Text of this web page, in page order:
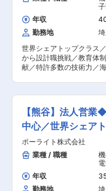
なす文化が根付いている
業務概要： 新規・既存顧
わせに対し、課題をヒア
設計・施工まで一貫して対応し
業務内容】 ＜提案業務＞
ング、見積書／請求書／
明・提案プレゼン ＜設計
＞ キュービクル設備、
新、照明設備、太陽光発
理、品質／工程／安全管
に業務をお任せします。 変更の範囲：会社の定め
る業務
ー、シュート、各種機器
産で顧客の要望に応じて
わりますので様々な製品
きます。 ■担当エリア・出張について： ・ご依
頼は全国からいただきま
辺が多く基本的には車で
主な担当エリアです。関
部協力会社に依頼し対応
張で対応する場合があり
■教育体制について： ・
必要となるため、1人前に
かかりますが、未経験で
安心してご応募ください
経験者スタートで活躍しておりま
ついて： ・仕事のオンと
業務することを大事にし
せません。きっちり仕事
を取りましょう。仕事も
年収
勤務地
世界シェアトップクラス
から設計職挑戦／教育体
献／特許多数の技術力／
を募集します。 精密小型
アトップクラスを誇る当
術力を十分に身に着ける
■業務詳細： ・製品設計
タム設計。顧客ニーズを
り出して頂く仕事です。
当頂きます。 製図・試作
行い、軸受を設計。 製造
ルダーとの連携を行いな
す。 ■教育体制： 入社後は先輩指導のもと、図
【熊谷】法人営
中心／世界シェア
ポーライト株式会社
業種 / 職種
年収
勤務地